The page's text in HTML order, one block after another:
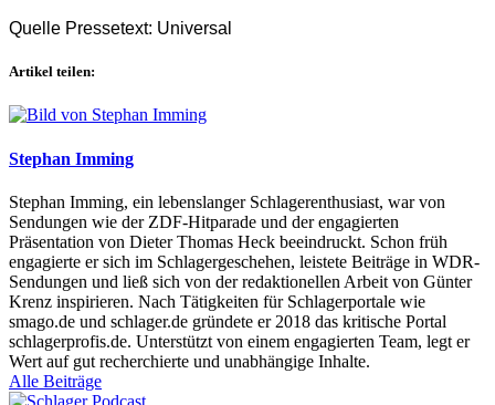
Quelle Pressetext: Universal
Artikel teilen:
Stephan Imming
Stephan Imming, ein lebenslanger Schlagerenthusiast, war von
Sendungen wie der ZDF-Hitparade und der engagierten
Präsentation von Dieter Thomas Heck beeindruckt. Schon früh
engagierte er sich im Schlagergeschehen, leistete Beiträge in WDR-
Sendungen und ließ sich von der redaktionellen Arbeit von Günter
Krenz inspirieren. Nach Tätigkeiten für Schlagerportale wie
smago.de und schlager.de gründete er 2018 das kritische Portal
schlagerprofis.de. Unterstützt von einem engagierten Team, legt er
Wert auf gut recherchierte und unabhängige Inhalte.
Alle Beiträge